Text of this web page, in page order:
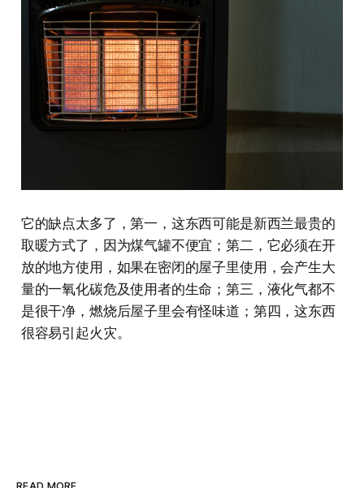
它的缺点太多了，第一，这东西可能是新西兰最贵的
取暖方式了，因为煤气罐不便宜；第二，它必须在开
放的地方使用，如果在密闭的屋子里使用，会产生大
量的一氧化碳危及使用者的生命；第三，液化气都不
是很干净，燃烧后屋子里会有怪味道；第四，这东西
很容易引起火灾。